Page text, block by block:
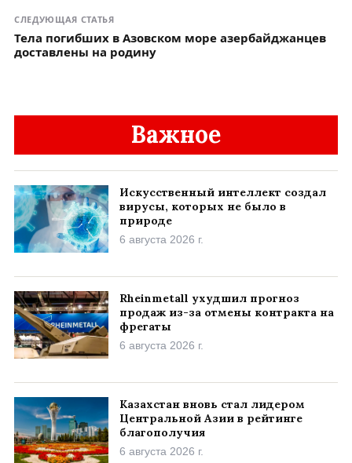
СЛЕДУЮЩАЯ СТАТЬЯ
Тела погибших в Азовском море азербайджанцев
доставлены на родину
Важное
Искусственный интеллект создал
вирусы, которых не было в
природе
6 августа 2026 г.
Rheinmetall ухудшил прогноз
продаж из-за отмены контракта на
фрегаты
6 августа 2026 г.
Казахстан вновь стал лидером
Центральной Азии в рейтинге
благополучия
6 августа 2026 г.